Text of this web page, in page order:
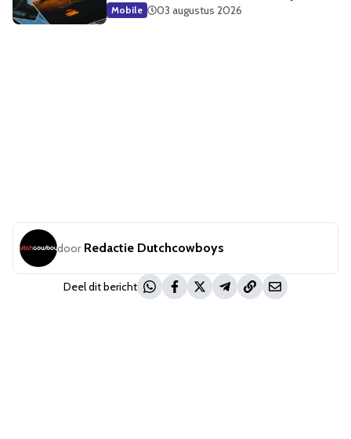
Mobile 03 augustus 2026
door Redactie Dutchcowboys
Deel dit bericht